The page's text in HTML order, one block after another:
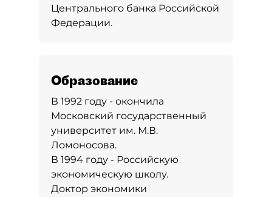
Центрального банка Российской
Федерации.
Образование
В 1992 году - окончила
Московский государственный
университет им. М.В.
Ломоносова.
В 1994 году - Российскую
экономическую школу.
Доктор экономики